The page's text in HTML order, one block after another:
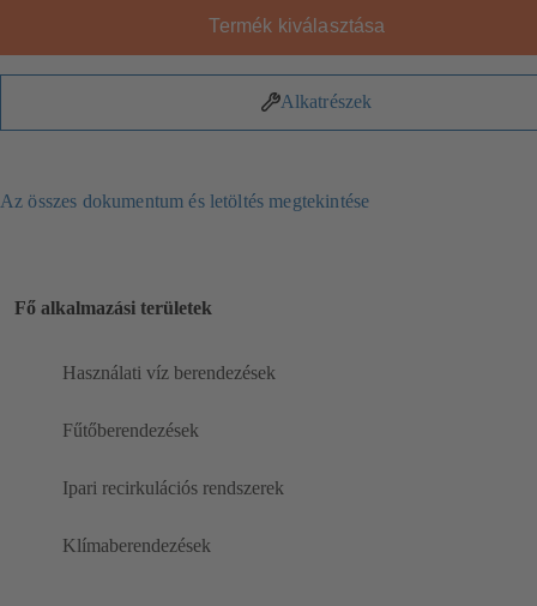
Termék kiválasztása
Alkatrészek
Az összes dokumentum és letöltés megtekintése
Fő alkalmazási területek
Használati víz berendezések
Fűtőberendezések
Ipari recirkulációs rendszerek
Klímaberendezések